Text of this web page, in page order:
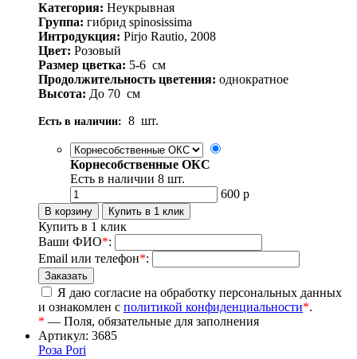
Категория: Неукрывная
Группа: гибрид spinosissima
Интродукция: Pirjo Rautio, 2008
Цвет: Розовый
Размер цветка: 5-6 см
Продолжительность цветения: однократное
Высота: До 70 см
Есть в наличии: 8 шт.
Корнесобственные ОКС
Есть в наличии 8 шт.
600 р
Купить в 1 клик
Ваши ФИО*:
Email или телефон*:
Я даю согласие на обработку персональных данных
и ознакомлен с политикой конфиденциальности*.
* — Поля, обязательные для заполнения
Артикул: 3685
Роза Pori